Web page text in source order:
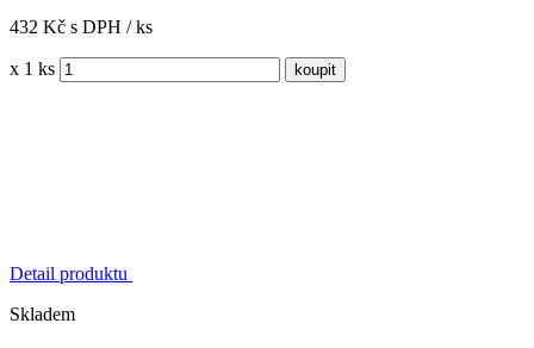
432 Kč s DPH / ks
x 1 ks
Detail produktu
Skladem